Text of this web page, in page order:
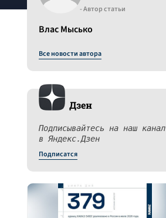
- Автор статьи
Влас Мысько
Все новости автора
Дзен
Подписывайтесь на наш канал
в Яндекс.Дзен
Подписатся